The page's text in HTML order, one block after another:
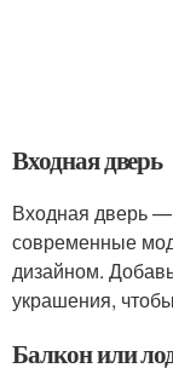
Входная дверь
Входная дверь
современные
дизайном.
украшения,
Балкон или